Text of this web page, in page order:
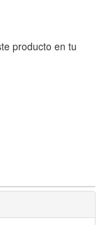
producto en tu